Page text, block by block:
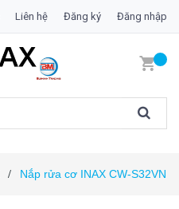
Liên hệ Đăng ký Đăng nhập
/ Nắp rửa cơ INAX CW-S32VN